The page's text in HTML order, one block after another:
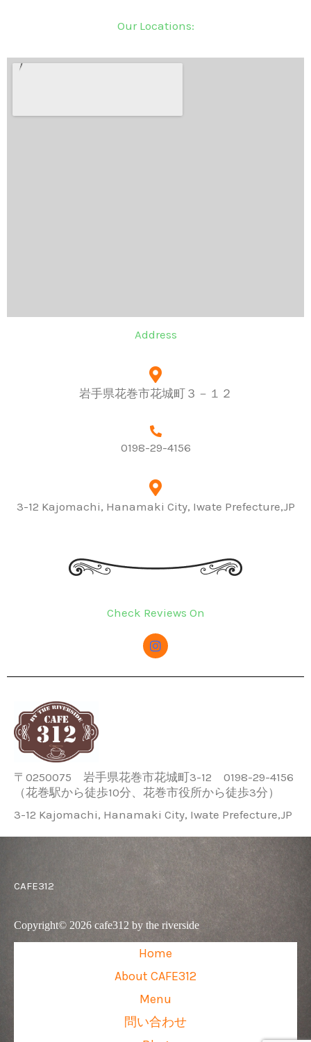
Our Locations:
Address
岩手県花巻市花城町３－１２
0198-29-4156
3-12 Kajomachi, Hanamaki City, Iwate Prefecture,JP
Check Reviews On
I
n
s
〒0250075 岩手県花巻市花城町3-12 0198-29-4156
（花巻駅から徒歩10分、花巻市役所から徒歩3分）
3-12 Kajomachi, Hanamaki City, Iwate Prefecture,JP
CAFE312
Copyright© 2026 cafe312 by the riverside
Home
About CAFE312
Menu
問い合わせ